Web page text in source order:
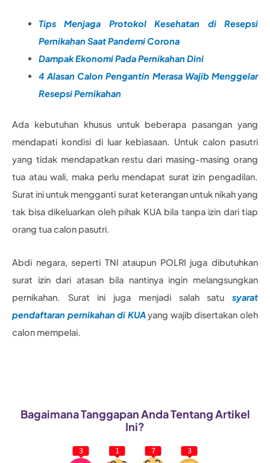
Tips Menjaga Protokol Kesehatan di Resepsi
Pernikahan Saat Pandemi Corona
Dampak Ekonomi Pada Pernikahan Dini
4 Alasan Calon Pengantin Merasa Wajib Menggelar
Resepsi Pernikahan
Ada kebutuhan khusus untuk beberapa pasangan yang
mendapati kondisi di luar kebiasaan. Untuk calon pasutri
yang tidak mendapatkan restu dari masing-masing orang
tua atau wali, maka perlu mendapat surat izin pengadilan.
Surat ini untuk mengganti surat keterangan untuk nikah yang
tak bisa dikeluarkan oleh pihak KUA bila tanpa izin dari tiap
orang tua calon pasutri.
Abdi negara, seperti TNI ataupun POLRI juga dibutuhkan
surat izin dari atasan bila nantinya ingin melangsungkan
pernikahan. Surat ini juga menjadi salah satu syarat
pendaftaran pernikahan di KUAyang wajib disertakan oleh
calon mempelai.
Bagaimana Tanggapan Anda Tentang Artikel
Ini?
3 1 7 3